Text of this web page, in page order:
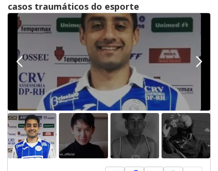
casos traumáticos do esporte